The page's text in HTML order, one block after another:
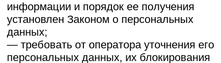
Пользователя посредством отправки
электронных писемПерсональные
данныефамилия, имя, отчество
электронный адрес
номера телефонов
Правовые основанияуставные